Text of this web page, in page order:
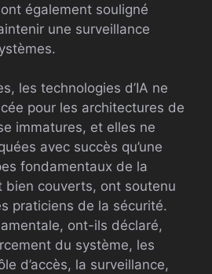
également souligné
une surveillance
les technologies d’IA ne
pour les architectures de
immatures, et elles ne
avec succès qu’une
fondamentaux de la
bien couverts, ont soutenu
praticiens de la sécurité.
ont-ils déclaré,
du système, les
d’accès, la surveillance,